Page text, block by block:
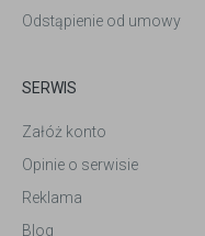
Odstąpienie od umowy
SERWIS
Załóż konto
Opinie o serwisie
Reklama
Blog